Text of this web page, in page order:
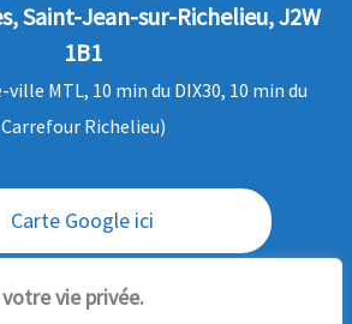
vie privée.
Saint-Jean-sur-Richelieu, J2W
1B1
MTL, 10 min du DIX30, 10 min du
Carrefour Richelieu)
Carte Google ici
des commandes